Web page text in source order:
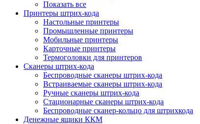
Показать все
Принтеры штрих-кода
Настольные принтеры
Промышленные принтеры
Мобильные принтеры
Карточные принтеры
Термоголовки для принтеров
Сканеры штрих-кода
Беспроводные сканеры штрих-кода
Встраиваемые сканеры штрих-кода
Ручные сканеры штрих-кода
Стационарные сканеры штрих-кода
Беспроводные сканер-кольцо для штрихкода
Денежные ящики ККМ